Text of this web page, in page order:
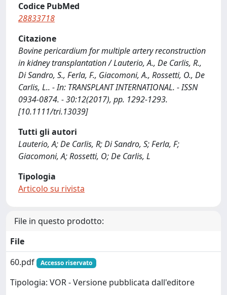
Codice PubMed
28833718
Citazione
Bovine pericardium for multiple artery reconstruction
in kidney transplantation / Lauterio, A., De Carlis, R.,
Di Sandro, S., Ferla, F., Giacomoni, A., Rossetti, O., De
Carlis, L.. - In: TRANSPLANT INTERNATIONAL. - ISSN
0934-0874. - 30:12(2017), pp. 1292-1293.
[10.1111/tri.13039]
Tutti gli autori
Lauterio, A; De Carlis, R; Di Sandro, S; Ferla, F;
Giacomoni, A; Rossetti, O; De Carlis, L
Tipologia
Articolo su rivista
File in questo prodotto:
File
60.pdf
Accesso riservato
Tipologia: VOR - Versione pubblicata dall'editore